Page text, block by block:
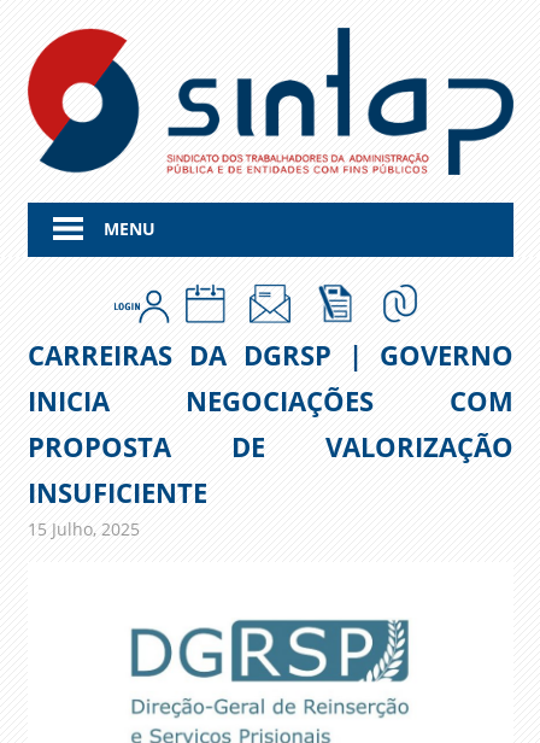
content
MENU
CARREIRAS DA DGRSP | GOVERNO
INICIA NEGOCIAÇÕES COM
PROPOSTA DE VALORIZAÇÃO
INSUFICIENTE
15 Julho, 2025admin
Comunicados